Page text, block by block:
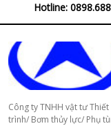
Hotline:
Công ty TNHH vật tư
trình/ Bơm thủy lực/ Phụ